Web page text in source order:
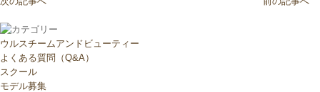
ウルスチームアンドビューティー
よくある質問（Q&A）
スクール
モデル募集